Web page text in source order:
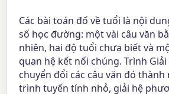
Các bài toán đố về tuổi là nội
số học đường: một vài câu văn
nhiên, hai độ tuổi chưa biết và
quan hệ kết nối chúng. Trình Giải
chuyển đổi các câu văn đó
trình tuyến tính nhỏ, giải hệ